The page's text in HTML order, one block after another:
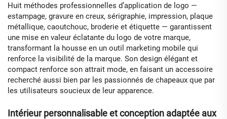
Huit méthodes professionnelles d’application de logo —
estampage, gravure en creux, sérigraphie, impression, plaque
métallique, caoutchouc, broderie et étiquette — garantissent
une mise en valeur éclatante du logo de votre marque,
transformant la housse en un outil marketing mobile qui
renforce la visibilité de la marque. Son design élégant et
compact renforce son attrait mode, en faisant un accessoire
recherché aussi bien par les passionnés de chapeaux que par
les utilisateurs soucieux de leur apparence.
Intérieur personnalisable et conception adaptée aux